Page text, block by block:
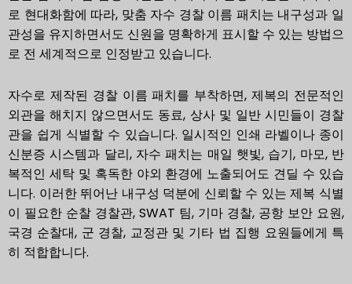
로 현대화함에 따라, 맞춤 자수 경찰 이름 패치는 내구성과 일
관성을 유지하면서도 신원을 명확하게 표시할 수 있는 방법으
로 전 세계적으로 인정받고 있습니다.
자수로 제작된 경찰 이름 패치를 부착하면, 제복의 전문적인
외관을 해치지 않으면서도 동료, 상사 및 일반 시민들이 경찰
관을 쉽게 식별할 수 있습니다. 일시적인 인쇄 라벨이나 종이
신분증 시스템과 달리, 자수 패치는 매일 햇빛, 습기, 마모, 반
복적인 세탁 및 혹독한 야외 환경에 노출되어도 견딜 수 있습
니다. 이러한 뛰어난 내구성 덕분에 신뢰할 수 있는 제복 식별
이 필요한 순찰 경찰관, SWAT 팀, 기마 경찰, 공항 보안 요원,
국경 순찰대, 군 경찰, 교정관 및 기타 법 집행 요원들에게 특
히 적합합니다.